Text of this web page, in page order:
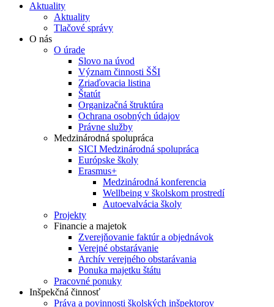
Aktuality
Aktuality
Tlačové správy
O nás
O úrade
Slovo na úvod
Význam činnosti ŠŠI
Zriaďovacia listina
Štatút
Organizačná štruktúra
Ochrana osobných údajov
Právne služby
Medzinárodná spolupráca
SICI Medzinárodná spolupráca
Európske školy
Erasmus+
Medzinárodná konferencia
Wellbeing v školskom prostredí
Autoevalvácia školy
Projekty
Financie a majetok
Zverejňovanie faktúr a objednávok
Verejné obstarávanie
Archív verejného obstarávania
Ponuka majetku štátu
Pracovné ponuky
Inšpekčná činnosť
Práva a povinnosti školských inšpektorov